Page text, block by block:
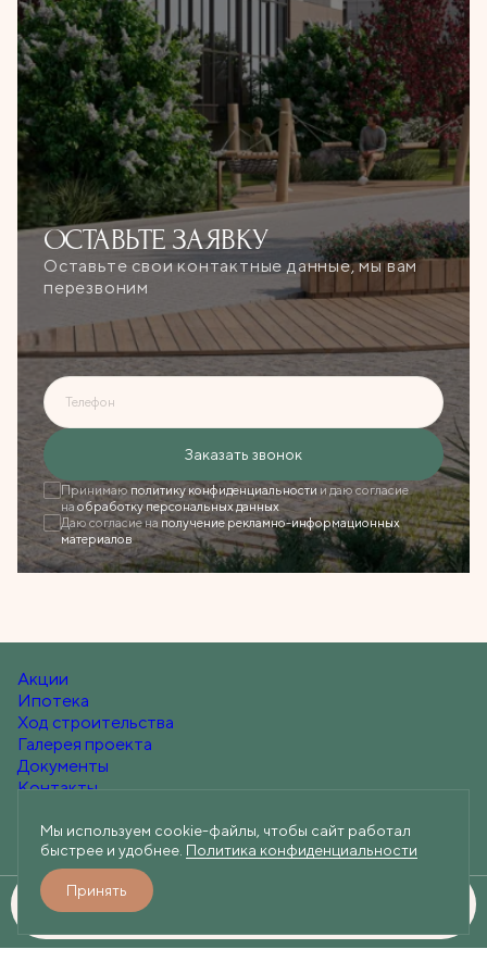
ОСТАВЬТЕ ЗАЯВКУ
Оставьте свои контактные данные, мы вам
перезвоним
Телефон
Заказать звонок
Принимаю политику конфиденциальностии даю согласие
наобработку персональных данных
Даю согласие на получение рекламно-информационных
материалов
Ошибка при отправке!
Форма появится через3 сек
Закрыть
Акции
Ипотека
Ход строительства
Галерея проекта
Документы
Контакты
+7 (812) 219-60-60 TelegramВконтакте
Мы используем cookie-файлы, чтобы сайт работал
быстрее и удобнее. Политика конфиденциальности
Принять